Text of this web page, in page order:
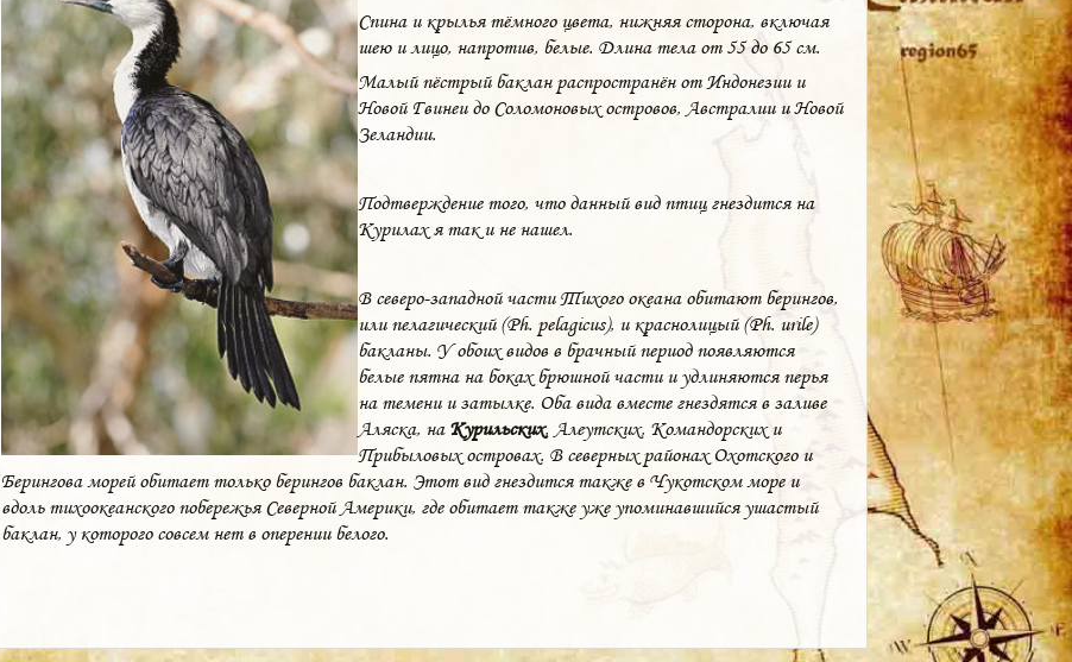
Спина и крылья тёмного цвета, нижняя сторона, включая
шею и лицо, напротив, белые. Длина тела от 55 до 65 см.
Малый пёстрый баклан распространён от Индонезии и
Новой Гвинеи до Соломоновых островов, Австралии и Новой
Зеландии.
Подтверждение того, что данный вид птиц гнездится на
Курилах я так и не нашел.
В северо-западной части Тихого океана обитают берингов,
или пелагический (Ph. pelagicus), и краснолицый (Ph. urile)
бакланы. У обоих видов в брачный период появляются
белые пятна на боках брюшной части и удлиняются перья
на темени и затылке. Оба вида вместе гнездятся в заливе
Аляска, наКурильских, Алеутских, Командорских и
Прибыловых островах. В северных районах Охотского и
Берингова морей обитает только берингов баклан. Этот вид гнездится также в Чукотском море и
вдоль тихоокеанского побережья Северной Америки, где обитает также уже упоминавшийся ушастый
баклан, у которого совсем нет в оперении белого.